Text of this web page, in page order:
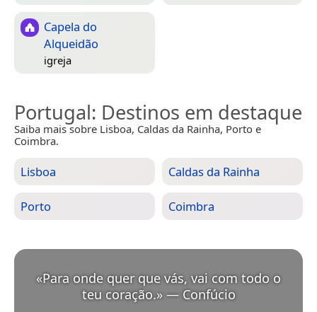
Capela do
Alqueidão
igreja
Portugal: Destinos em destaque
Saiba mais sobre Lisboa, Caldas da Rainha, Porto e
Coimbra.
Lisboa Caldas da Rainha
Porto Coimbra
«Para onde quer que vás, vai com todo o
teu coração.» — Confúcio